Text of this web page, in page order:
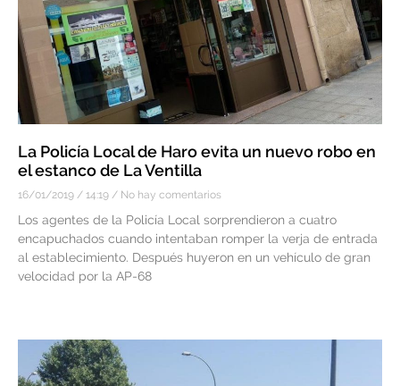
La Policía Local de Haro evita un nuevo robo en
el estanco de La Ventilla
16/01/2019 14:19 No hay comentarios
Los agentes de la Policía Local sorprendieron a cuatro
encapuchados cuando intentaban romper la verja de entrada
al establecimiento. Después huyeron en un vehículo de gran
velocidad por la AP-68